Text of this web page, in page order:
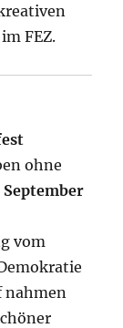
FEZ.
ohne
September
vom
nahmen